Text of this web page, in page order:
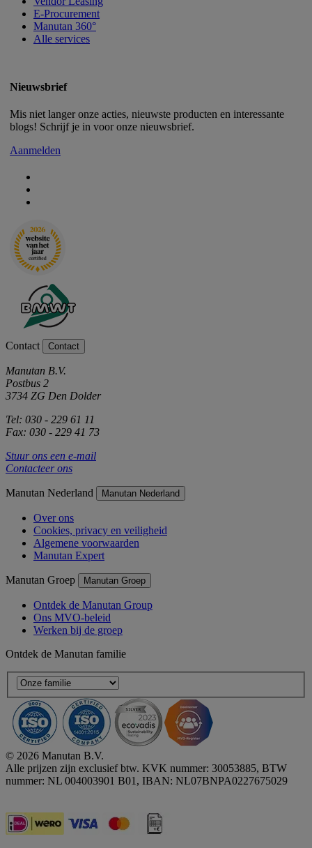
E-Procurement
Manutan 360°
Alle services
Nieuwsbrief
Mis niet langer onze acties, nieuwste producten en interessante
blogs! Schrijf je in voor onze nieuwsbrief.
Aanmelden
Contact Contact
Manutan B.V.
Postbus 2
3734 ZG Den Dolder
Tel: 030 - 229 61 11
Fax: 030 - 229 41 73
Stuur ons een e-mail
Contacteer ons
Manutan Nederland Manutan Nederland
Over ons
Cookies, privacy en veiligheid
Algemene voorwaarden
Manutan Expert
Manutan Groep Manutan Groep
Ontdek de Manutan Group
Ons MVO-beleid
Werken bij de groep
Ontdek de Manutan familie
© 2026 Manutan B.V.
Alle prijzen zijn exclusief btw. KVK nummer: 30053885, BTW
nummer: NL 004003901 B01, IBAN: NL07BNPA0227675029